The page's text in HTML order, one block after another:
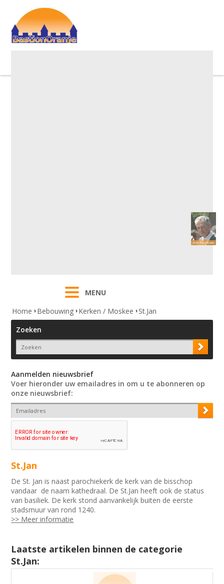
MENU
Home
Bebouwing Kerken / Moskee
St.Jan
Zoeken
Aanmelden nieuwsbrief
Voer hieronder uw emailadres in om u te abonneren op
onze nieuwsbrief:
St.Jan
De St. Jan is naast parochiekerk de kerk van de bisschop
vandaar de naam kathedraal. De St.Jan heeft ook de status
van basiliek. De kerk stond aanvankelijk buiten de eerste
stadsmuur van rond 1240.
>> Meer informatie
Laatste artikelen binnen de categorie
St.Jan: